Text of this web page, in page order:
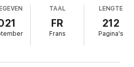
Katsuki s'interpose et prend de plein
Deku, le sang de l'héritier du One for
TAAL
FR
Frans
LENGTE
212
Pagina's